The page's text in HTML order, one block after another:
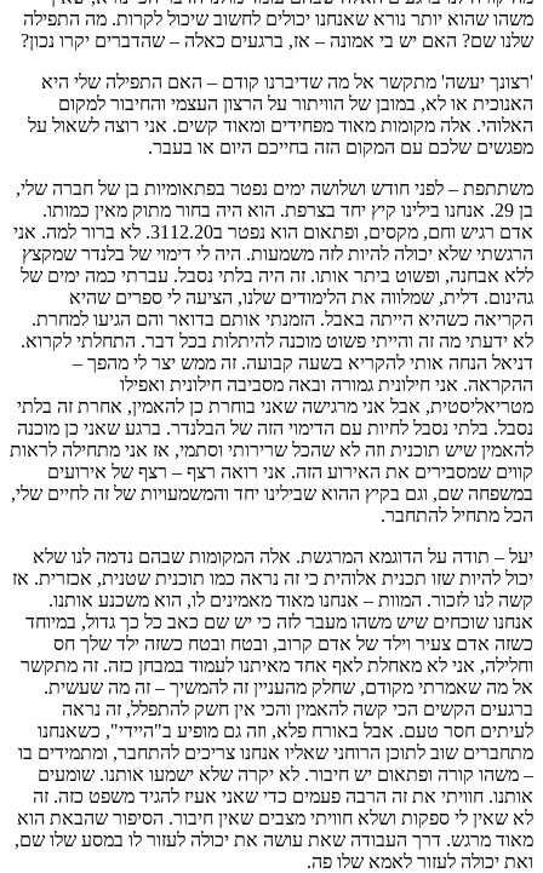
משהו שהוא יותר נורא שאנחנו יכולים לחשוב שיכול לקרות. מה התפילה
שלנו שם? האם יש בי אמונה – אז, ברגעים כאלה – שהדברים יקרו נכון?
'רצונך יעשה' מתקשר אל מה שדיברנו קודם – האם התפילה שלי היא
האנוכית או לא, במובן של הוויתור על הרצון העצמי והחיבור למקום
האלוהי. אלה מקומות מאוד מפחידים ומאוד קשים. אני רוצה לשאול על
מפגשים שלכם עם המקום הזה בחייכם היום או בעבר.
משתתפת – לפני חודש ושלושה ימים נפטר בפתאומיות בן של חברה שלי,
בן 29. אנחנו בילינו קיץ יחד בצרפת. הוא היה בחור מתוק מאין כמותו.
אדם רגיש וחם, מקסים, ופתאום הוא נפטר ב3112.20. לא ברור למה. אני
הרגשתי שלא יכולה להיות לזה משמעות. היה לי דימוי של בלנדר שמקצץ
ללא אבחנה, ופשוט ביתר אותו. זה היה בלתי נסבל. עברתי כמה ימים של
גהינום. דלית, שמלווה את הלימודים שלנו, הציעה לי ספרים שהיא
הקריאה כשהיא הייתה באבל. הזמנתי אותם בדואר והם הגיעו למחרת.
לא ידעתי מה זה והייתי פשוט מוכנה להיתלות בכל דבר. התחלתי לקרוא.
דניאל הנחה אותי להקריא בשעה קבועה. זה ממש יצר לי מהפך –
ההקראה. אני חילונית גמורה ובאה מסביבה חילונית ואפילו
מטריאליסטית, אבל אני מרגישה שאני בוחרת כן להאמין, אחרת זה בלתי
נסבל. בלתי נסבל לחיות עם הדימוי הזה של הבלנדר. ברגע שאני כן מוכנה
להאמין שיש תוכנית וזה לא שהכל שרירותי וסתמי, אז אני מתחילה לראות
קווים שמסבירים את האירוע הזה. אני רואה רצף – רצף של אירועים
במשפחה שם, וגם בקיץ ההוא שבילינו יחד והמשמעויות של זה לחיים שלי,
הכל מתחיל להתחבר.
יעל – תודה על הדוגמא המרגשת. אלה המקומות שבהם נדמה לנו שלא
יכול להיות שזו תכנית אלוהית כי זה נראה כמו תוכנית שטנית, אכזרית. אז
קשה לנו לזכור. המוות – אנחנו מאוד מאמינים לו, הוא משכנע אותנו.
אנחנו שוכחים שיש משהו מעבר לזה כי יש שם כאב כל כך גדול, במיוחד
כשזה אדם צעיר וילד של אדם קרוב, ובטח ובטח כשזה ילד שלך חס
וחלילה, אני לא מאחלת לאף אחד מאיתנו לעמוד במבחן כזה. זה מתקשר
אל מה שאמרתי מקודם, שחלק מהעניין זה להמשיך – זה מה שעשית.
ברגעים הקשים הכי קשה להאמין והכי אין חשק להתפלל, זה נראה
לעיתים חסר טעם. אבל באורח פלא, וזה גם מופיע ב"היידי", כשאנחנו
מתחברים שוב לתוכן הרוחני שאליו אנחנו צריכים להתחבר, ומתמידים בו
– משהו קורה ופתאום יש חיבור. לא יקרה שלא ישמעו אותנו. שומעים
אותנו. חוויתי את זה הרבה פעמים כדי שאני אעיז להגיד משפט כזה. זה
לא שאין לי ספקות ושלא חוויתי מצבים שאין חיבור. הסיפור שהבאת הוא
מאוד מרגש. דרך העבודה שאת עושה את יכולה לעזור לו במסע שלו שם,
ואת יכולה לעזור לאמא שלו פה.